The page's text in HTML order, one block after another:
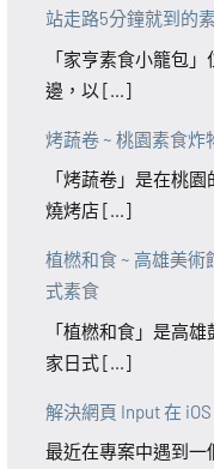
站走路5分鐘就到的
「家亨素食小籠包
邊，以 [...]
烤蔬卷 ~ 桃園素食炸
「烤蔬卷」是在桃
燒烤店 [...]
植橪和食 ~ 高雄美術
式素食
「植橪和食」是高
家日式 [...]
解決網頁 Input 在 iOS
最近在專案中遇到一